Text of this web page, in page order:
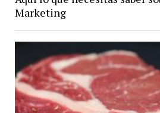
Marketing